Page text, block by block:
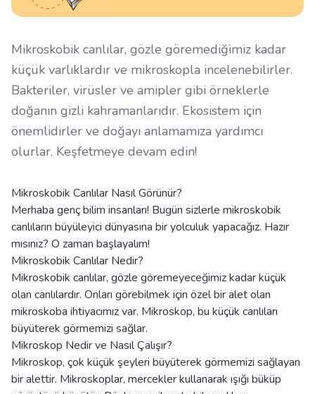
Mikroskobik canlılar, gözle göremediğimiz kadar
küçük varlıklardır ve mikroskopla incelenebilirler.
Bakteriler, virüsler ve amipler gibi örneklerle
doğanın gizli kahramanlarıdır. Ekosistem için
önemlidirler ve doğayı anlamamıza yardımcı
olurlar. Keşfetmeye devam edin!
Mikroskobik Canlılar Nasıl Görünür?
Merhaba genç bilim insanları! Bugün sizlerle mikroskobik
canlıların büyüleyici dünyasına bir yolculuk yapacağız. Hazır
mısınız? O zaman başlayalım!
Mikroskobik Canlılar Nedir?
Mikroskobik canlılar, gözle göremeyeceğimiz kadar küçük
olan canlılardır. Onları görebilmek için özel bir alet olan
mikroskoba ihtiyacımız var. Mikroskop, bu küçük canlıları
büyüterek görmemizi sağlar.
Mikroskop Nedir ve Nasıl Çalışır?
Mikroskop, çok küçük şeyleri büyüterek görmemizi sağlayan
bir alettir. Mikroskoplar, mercekler kullanarak ışığı büküp